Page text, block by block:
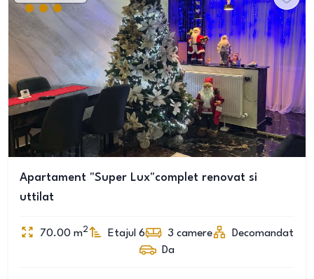
Apartament "Super Lux"complet renovat si
uttilat
70.00 m2 Etajul 6 3 camere
Decomandat
Da